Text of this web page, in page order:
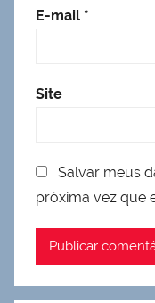
E-mail *
Site
Salvar meus
próxima vez que